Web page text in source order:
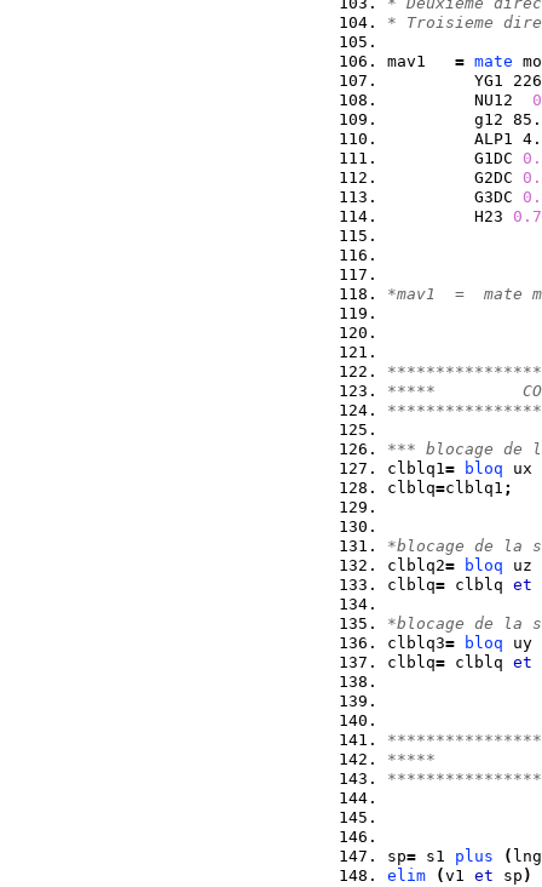
* Troisieme
mav1 = mate
YG1
         NU12
         g12 85.
         ALP1 4.
         G1DC
         G2DC
         G3DC
         H23
0.7
*mav1  =  mate
*****
*** blocage de
clblq1= bloq ux
clblq=clblq1 ;
*blocage de la
clblq2= bloq uz
clblq= clblq et
*blocage de la
clblq3= bloq uy
clblq= clblq et
*****
sp= s1 plus (
elim
(v1 et sp )